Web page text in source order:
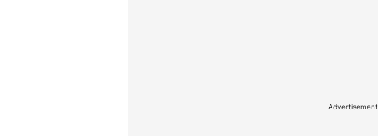
Advertisement